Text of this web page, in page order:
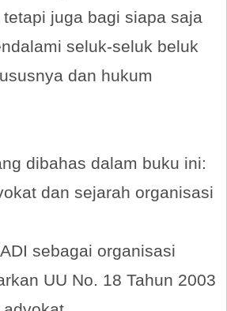
juga bagi siapa saja
seluk-seluk beluk
dan hukum
dibahas dalam buku ini:
dan sejarah organisasi
sebagai organisasi
UU No. 18 Tahun 2003